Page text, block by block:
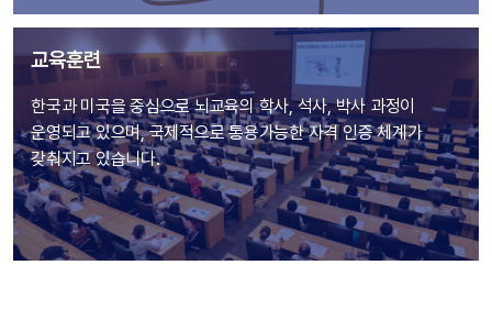
교육훈련
한국과 미국을 중심으로 뇌교육의 학사, 석사, 박사 과정이
운영되고 있으며, 국제적으로 통용가능한 자격 인증 체계가
갖춰지고 있습니다.